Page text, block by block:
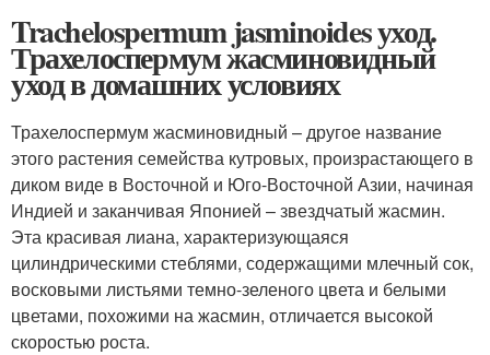
Trachelospermum jasminoides уход.
Трахелоспермум жасминовидный
уход в домашних условиях
Трахелоспермум жасминовидный – другое название
этого растения семейства кутровых, произрастающего в
диком виде в Восточной и Юго-Восточной Азии, начиная
Индией и заканчивая Японией – звездчатый жасмин.
Эта красивая лиана, характеризующаяся
цилиндрическими стеблями, содержащими млечный сок,
восковыми листьями темно-зеленого цвета и белыми
цветами, похожими на жасмин, отличается высокой
скоростью роста.